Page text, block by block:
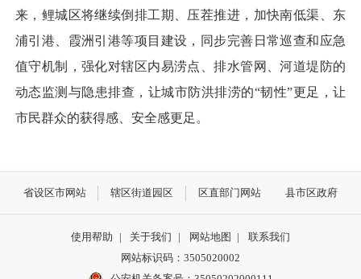
来，鲤城区将继续倒排工期、压茬推进，加快南低渠、东
浦引港、霞洲引港等项目建设，同步完善日常巡查和应急
值守机制，强化对辖区内易涝点、排水管网、河道堤防的
动态监测与隐患排查，让城市防洪排涝的“韧性”更足，让
市民群众的获得感、安全感更足。
省设区市网站 辖区街道园区 区直部门网站 县市区政府
使用帮助 | 关于我们 | 网站地图 |
联系我们
网站标识码：3505020002